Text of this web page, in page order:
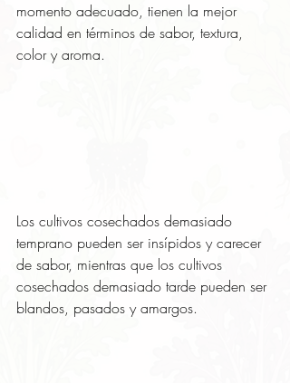
momento adecuado, tienen la mejor
calidad en términos de sabor, textura,
color y aroma.
Los cultivos cosechados demasiado
temprano pueden ser insípidos y carecer
de sabor, mientras que los cultivos
cosechados demasiado tarde pueden ser
blandos, pasados y amargos.